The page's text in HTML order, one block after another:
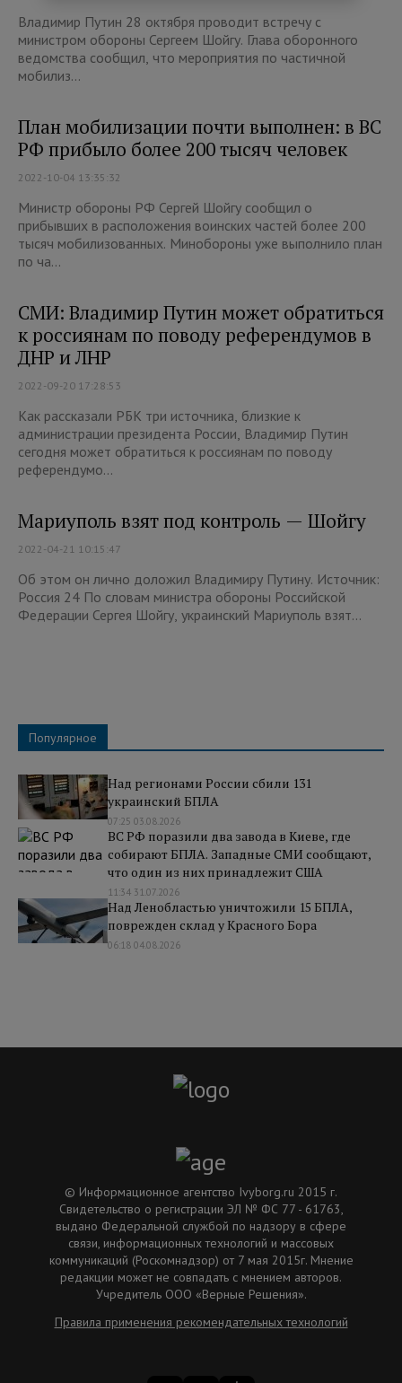
Владимир Путин 28 октября проводит встречу с
министром обороны Сергеем Шойгу. Глава оборонного
ведомства сообщил, что мероприятия по частичной
мобилиз...
План мобилизации почти выполнен: в ВС
РФ прибыло более 200 тысяч человек
2022-10-04 13:35:32
Министр обороны РФ Сергей Шойгу сообщил о
прибывших в расположения воинских частей более 200
тысяч мобилизованных. Минобороны уже выполнило план
по ча...
СМИ: Владимир Путин может обратиться
к россиянам по поводу референдумов в
ДНР и ЛНР
2022-09-20 17:28:53
Как рассказали РБК три источника, близкие к
администрации президента России, Владимир Путин
сегодня может обратиться к россиянам по поводу
референдумо...
Мариуполь взят под контроль — Шойгу
2022-04-21 10:15:47
Об этом он лично доложил Владимиру Путину. Источник:
Россия 24 По словам министра обороны Российской
Федерации Сергея Шойгу, украинский Мариуполь взят...
Популярное
Над регионами России сбили 131
украинский БПЛА
07:25 03.08.2026
ВС РФ поразили два завода в Киеве, где
собирают БПЛА. Западные СМИ сообщают,
что один из них принадлежит США
11:34 31.07.2026
Над Ленобластью уничтожили 15 БПЛА,
поврежден склад у Красного Бора
06:18 04.08.2026
© Информационное агентство Ivyborg.ru 2015 г.
Свидетельство о регистрации ЭЛ № ФС 77 - 61763,
выдано Федеральной службой по надзору в сфере
связи, информационных технологий и массовых
коммуникаций (Роскомнадзор) от 7 мая 2015г. Мнение
редакции может не совпадать с мнением авторов.
Учредитель ООО «Верные Решения».
Правила применения рекомендательных технологий